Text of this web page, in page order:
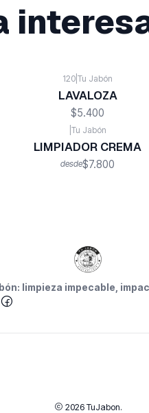
120 |Tu Jabón
LAVALOZA
$5.400
Tu Jabón
LIMPIADOR CREMA
desde$7.800
limpieza impecable,
2026 TuJabon.